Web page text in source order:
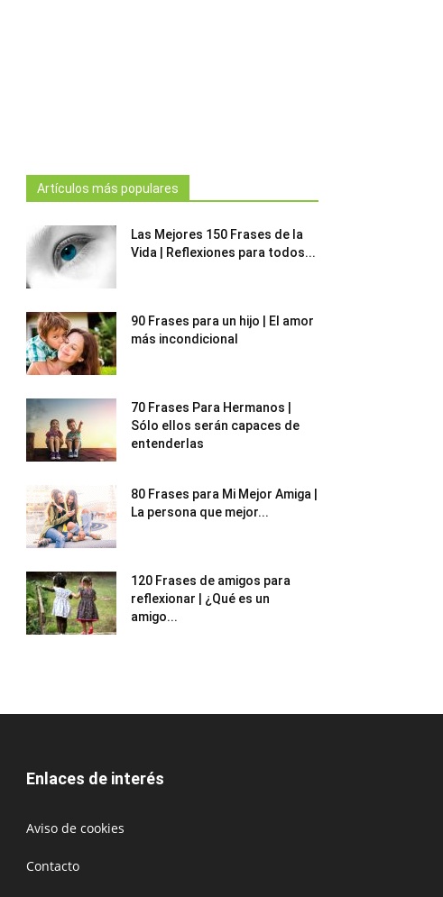
Artículos más populares
Las Mejores 150 Frases de la
Vida | Reflexiones para todos...
90 Frases para un hijo | El amor
más incondicional
70 Frases Para Hermanos |
Sólo ellos serán capaces de
entenderlas
80 Frases para Mi Mejor Amiga |
La persona que mejor...
120 Frases de amigos para
reflexionar | ¿Qué es un
amigo...
Enlaces de interés
Aviso de cookies
Contacto